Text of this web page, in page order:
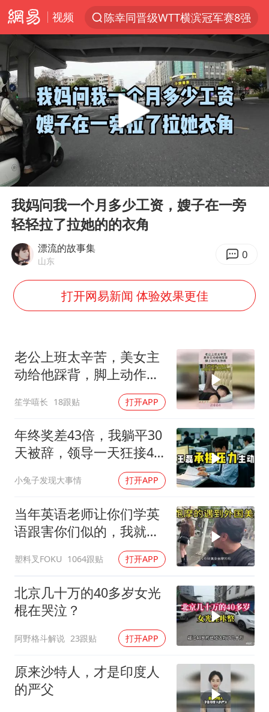
视频
陈幸同晋级WTT横滨冠军赛8强
上半年我国机械工业经济运行稳中有进
我国货物贸易进出口超30万亿元
佛山通报笔试前13被淘汰后5名进体检
四川宜宾市高县发生4.9级地震
台风白海豚加强
超颖电子拟投资20.86亿建设新项目
向鹏0-3不敌张本智和
“立秋的第一杯奶茶”又爆单了
宇树科技中一签需缴款7.54万元
“新疆阿勒泰八月能滑雪”不实
福建泉州市委书记张毅恭被查
山东潍坊发布大风黄色预警
东方之约 相约未来
Play
00:00 03:15
我妈问我一个月多少工资，嫂子在一旁
轻轻拉了拉她的的衣角
漂流的故事集
山东 0
打开网易新闻 体验效果更佳
老公上班太辛苦，美女主
动给他踩背，脚上动作太
笙学嘻长 18跟贴 打开APP
年终奖差43倍，我躺平30
天被辞，领导一天狂接47
小兔子发现大事情 打开APP
当年英语老师让你们学英
语跟害你们似的，我就是
塑料叉FOKU 1064跟贴 打开APP
北京几十万的40多岁女光
棍在哭泣？
阿野格斗解说 23跟贴 打开APP
原来沙特人，才是印度人
的严父